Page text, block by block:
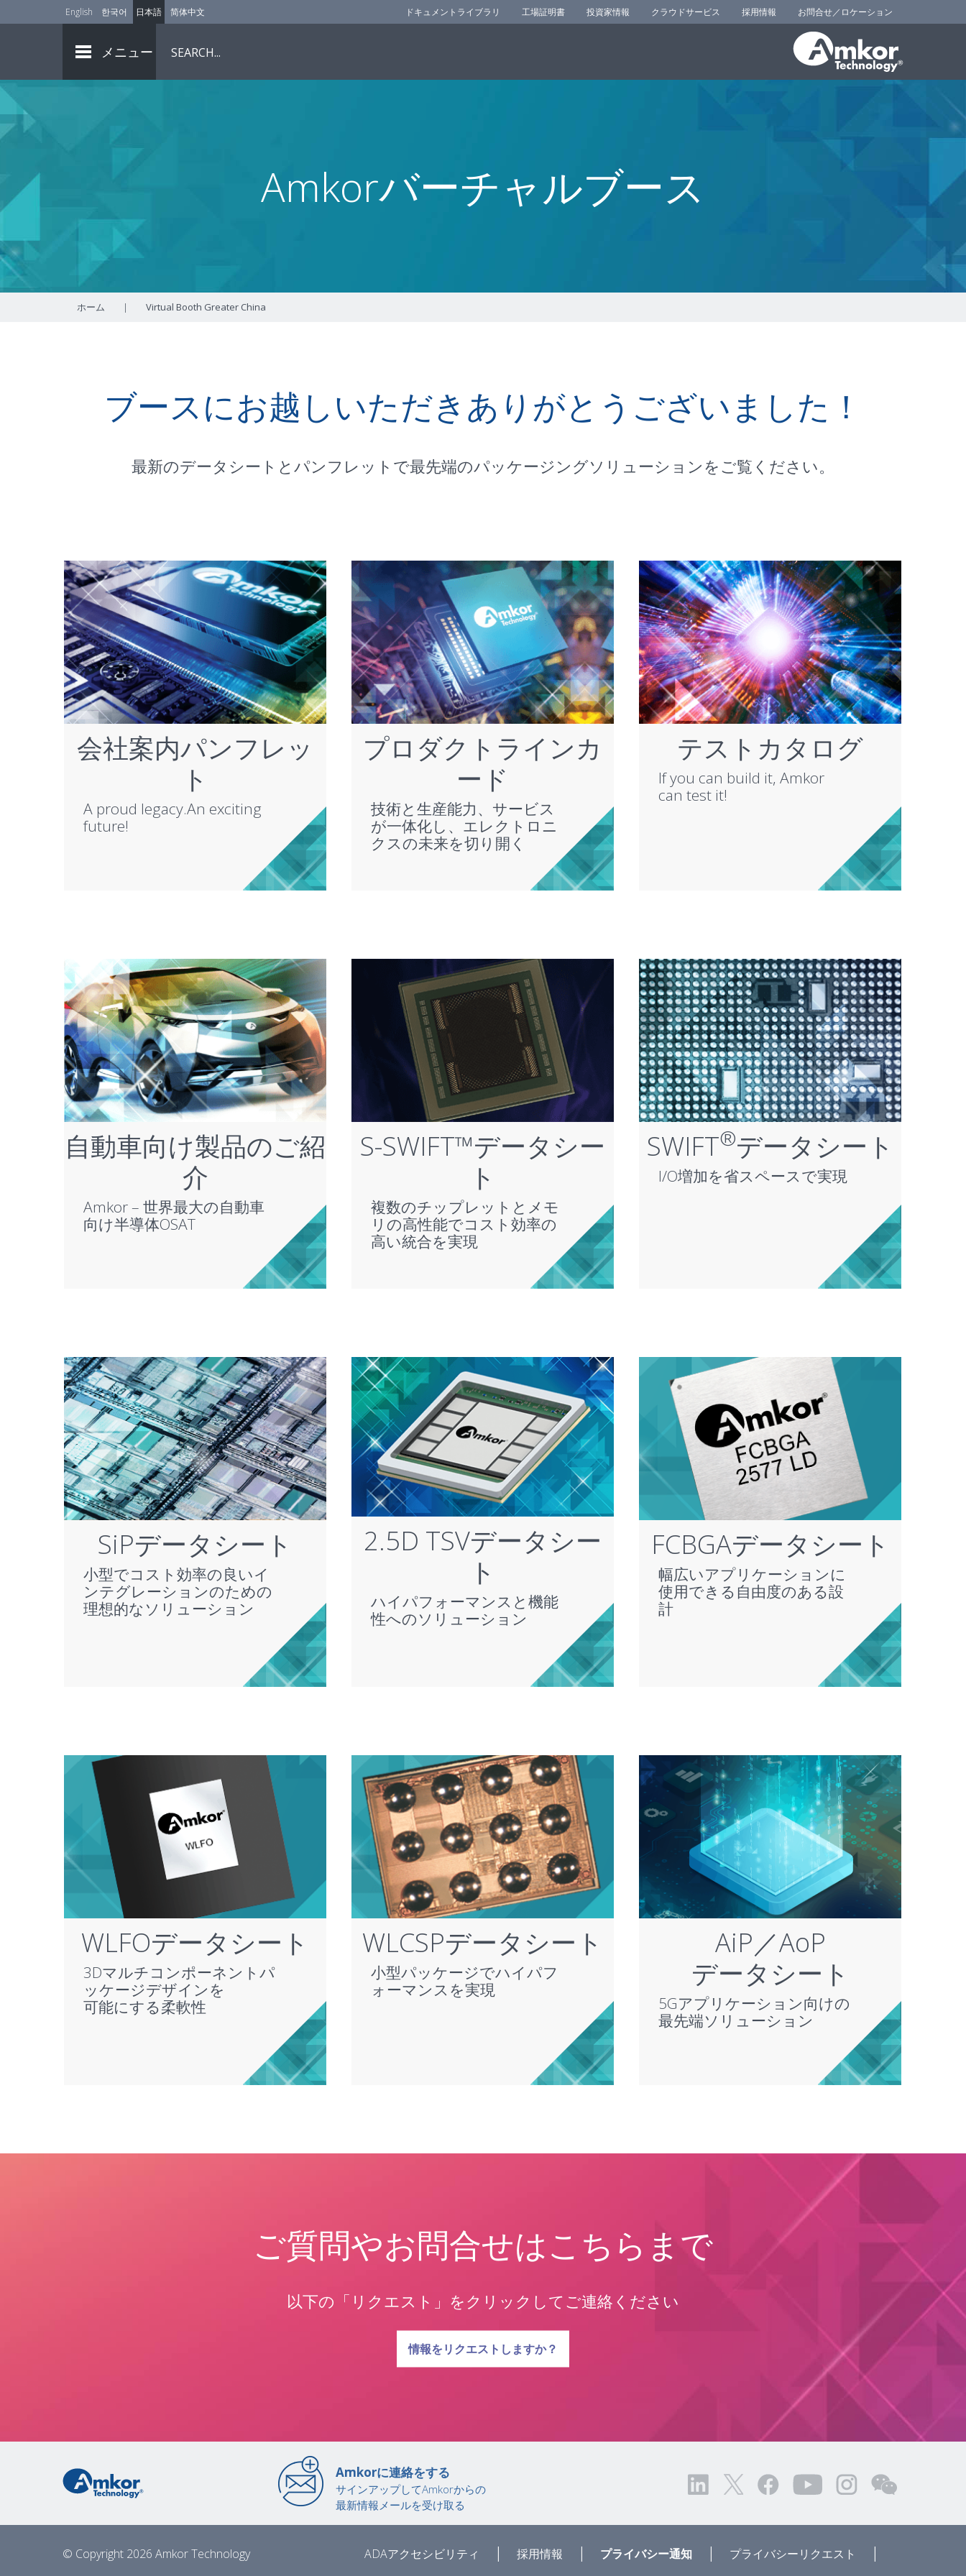
English 한국어 日本語 简体中文 ドキュメントライブラリ 工場証明書 投資家情報 クラウドサービス 採用情報 お問合せ／ロケーション
メニュー
Amkorバーチャルブース
ホーム | Virtual Booth Greater China
ブースにお越しいただきありがとうございました！
最新のデータシートとパンフレットで最先端のパッケージングソリューションをご覧ください。
会社案内パンフレッ
ト
A proud legacy.An exciting
future!
プロダクトラインカ
ード
技術と生産能力、サービス
が一体化し、エレクトロニ
クスの未来を切り開く
テストカタログ
If you can build it, Amkor
can test it!
自動車向け製品のご紹
介
Amkor – 世界最大の自動車
向け半導体OSAT
S-SWIFT™データシー
ト
複数のチップレットとメモ
リの高性能でコスト効率の
高い統合を実現
SWIFT®データシート
I/O増加を省スペースで実現
SiPデータシート
小型でコスト効率の良いイ
ンテグレーションのための
理想的なソリューション
2.5D TSVデータシー
ト
ハイパフォーマンスと機能
性へのソリューション
FCBGAデータシート
幅広いアプリケーションに
使用できる自由度のある設
計
WLFOデータシート
3Dマルチコンポーネントパ
ッケージデザインを
可能にする柔軟性
WLCSPデータシート
小型パッケージでハイパフ
ォーマンスを実現
AiP／AoP
データシート
5Gアプリケーション向けの
最先端ソリューション
ご質問やお問合せはこちらまで
以下の「リクエスト」をクリックしてご連絡ください
質問に関する
情報をリクエストしますか？
Amkorに連絡をする
サインアップしてAmkorからの
最新情報メールを受け取る
© Copyright 2026 Amkor Technology ADAアクセシビリティ | 採用情報 | プライバシー通知 | プライバシーリクエスト |